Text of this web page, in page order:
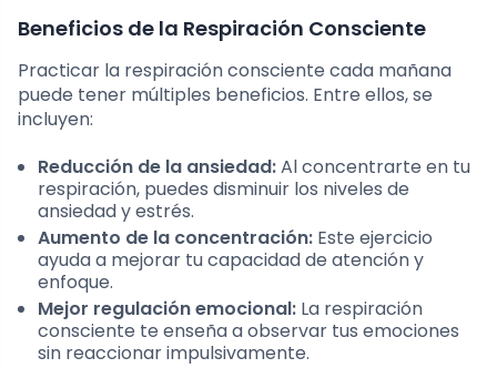
Beneficios de la Respiración Consciente
Practicar la respiración consciente cada mañana
puede tener múltiples beneficios. Entre ellos, se
incluyen:
Reducción de la ansiedad:Al concentrarte en tu
respiración, puedes disminuir los niveles de
ansiedad y estrés.
Aumento de la concentración: Este ejercicio
ayuda a mejorar tu capacidad de atención y
enfoque.
Mejor regulación emocional: La respiración
consciente te enseña a observar tus emociones
sin reaccionar impulsivamente.